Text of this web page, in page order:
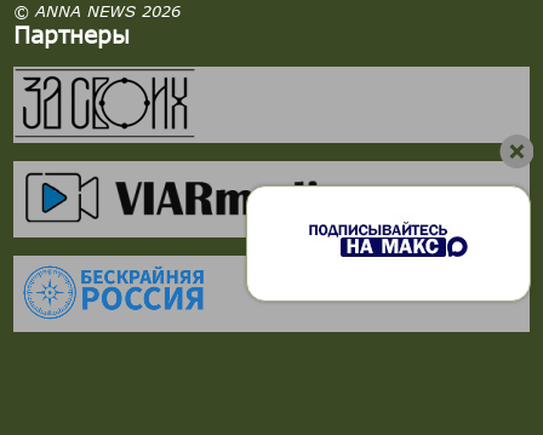
© ANNA NEWS 2026
Партнеры